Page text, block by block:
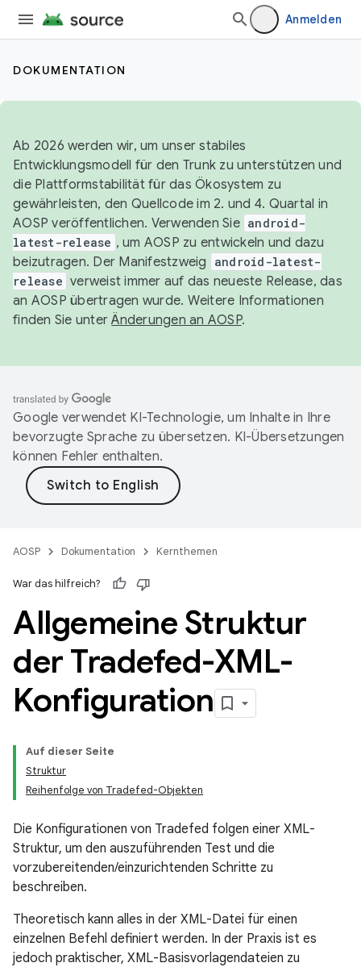
Anmelden
DOKUMENTATION
Ab 2026 werden wir, um unser stabiles
Entwicklungsmodell für den Trunk zu unterstützen und
die Plattformstabilität für das Ökosystem zu
gewährleisten, den Quellcode im 2. und 4. Quartal in
AOSP veröffentlichen. Verwenden Sie android-
latest-release , um AOSP zu entwickeln und dazu
beizutragen. Der Manifestzweig
android-latest-
release verweist immer auf das neueste Release, das
an AOSP übertragen wurde. Weitere Informationen
finden Sie unterÄnderungen an AOSP.
Google verwendet KI-Technologie, um Inhalte in Ihre
bevorzugte Sprache zu übersetzen. KI-Übersetzungen
können Fehler enthalten.
AOSP Dokumentation Kernthemen
War das hilfreich?
Allgemeine Struktur
der Tradefed-XML-
Konfiguration
Auf dieser Seite
Struktur
Reihenfolge von Tradefed-Objekten
Die Konfigurationen von Tradefed folgen einer XML-
Struktur, um den auszuführenden Test und die
vorzubereitenden/einzurichtenden Schritte zu
beschreiben.
Theoretisch kann alles in der XML-Datei für einen
einzelnen Befehl definiert werden. In der Praxis ist es
jedoch praktischer, XML-Basisvorlagendateien zu